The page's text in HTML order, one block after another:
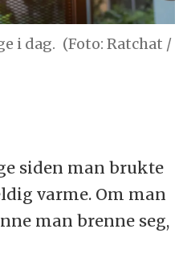
i dag. (Foto: Ratchat /
siden man brukte
varme. Om man
man brenne seg,